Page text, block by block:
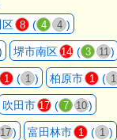
区 8 ( 4 4 )
堺市南区 14 ( 3 11)
1 ( 1 ) 柏原市 1 ( 1
吹田市 17 ( 7 10)
17) 富田林市 1 ( 1 )